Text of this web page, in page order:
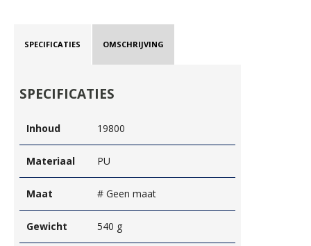
SPECIFICATIES OMSCHRIJVING
SPECIFICATIES
Inhoud 19800
Materiaal PU
Maat # Geen maat
Gewicht 540 g